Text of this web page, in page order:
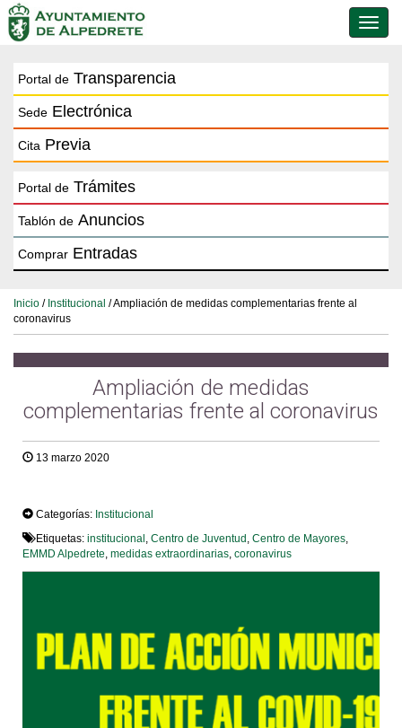
de
Portal de Transparencia
Sede Electrónica
Cita Previa
Portal de Trámites
Tablón de Anuncios
Comprar Entradas
Inicio / Institucional / Ampliación de medidas complementarias frente al
coronavirus
Ampliación de medidas
complementarias frente al coronavirus
13 marzo 2020
Categorías: Institucional
Etiquetas: institucional Centro de Juventud Centro de Mayores
EMMD Alpedrete medidas extraordinarias coronavirus